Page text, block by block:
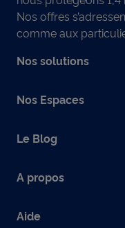
Nos offres
comme aux
Nos solutions
Nos Espaces
Le Blog
A propos
Aide